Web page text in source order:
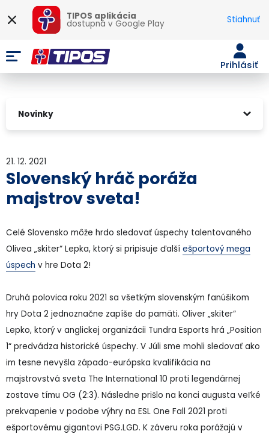
TIPOS aplikácia
dostupná vGoogle Play Stiahnuť
Prihlásiť
Novinky
21. 12. 2021
Slovenský hráč poráža
majstrov sveta!
Celé Slovensko môže hrdo sledovať úspechy talentovaného
Olivea „skiter“ Lepka, ktorý si pripisuje ďalší ešportový mega
úspech v hre Dota 2!
Druhá polovica roku 2021 sa všetkým slovenským fanúšikom
hry Dota 2 jednoznačne zapíše do pamäti. Oliver „skiter“
Lepko, ktorý v anglickej organizácii Tundra Esports hrá „Position
1“ predvádza historické úspechy. V Júli sme mohli sledovať ako
im tesne nevyšla západo-európska kvalifikácia na
majstrovstvá sveta The International 10 proti legendárnej
zostave tímu OG (2:3). Následne prišlo na konci augusta veľké
prekvapenie v podobe výhry na ESL One Fall 2021 proti
ešportovému gigantovi PSG.LGD. K záveru roka porážajú v